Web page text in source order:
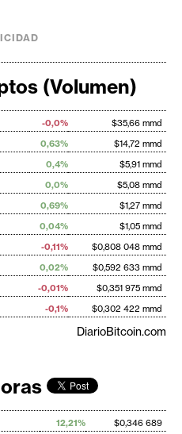
(Volumen)
-0,0%
$35,66 mmd
0,63%
$14,72 mmd
0,4%
$5,91 mmd
0,0%
$5,08 mmd
0,69%
$1,27 mmd
0,04%
$1,05 mmd
-0,11%
$0,808 048 mmd
0,02%
$0,592 633 mmd
-0,01%
$0,351 975 mmd
-0,1% $0,302 422 mmd
DiarioBitcoin.com
12,21%
$0,346 689